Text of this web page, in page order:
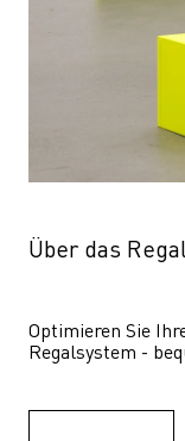
Über das
Optimieren Sie
Regalsystem -